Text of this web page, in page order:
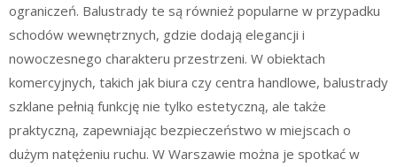
ograniczeń. Balustrady te są również popularne w przypadku
schodów wewnętrznych, gdzie dodają elegancji i
nowoczesnego charakteru przestrzeni. W obiektach
komercyjnych, takich jak biura czy centra handlowe, balustrady
szklane pełnią funkcję nie tylko estetyczną, ale także
praktyczną, zapewniając bezpieczeństwo w miejscach o
dużym natężeniu ruchu. W Warszawie można je spotkać w